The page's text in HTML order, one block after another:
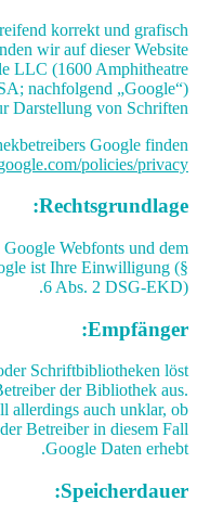
korrekt und grafisch
wir auf dieser Website
LLC (1600 Amphitheatre
nachfolgend „Google“)
Darstellung von Schriften.
Google finden
policies/privacy/
Rechtsgrundlage:
Webfonts und dem
ist Ihre Einwilligung (§
6 Abs. 2 DSG-EKD).
Empfänger:
Schriftbibliotheken löst
der Bibliothek aus.
allerdings auch unklar, ob
Betreiber in diesem Fall
Google Daten erhebt.
Speicherdauer: